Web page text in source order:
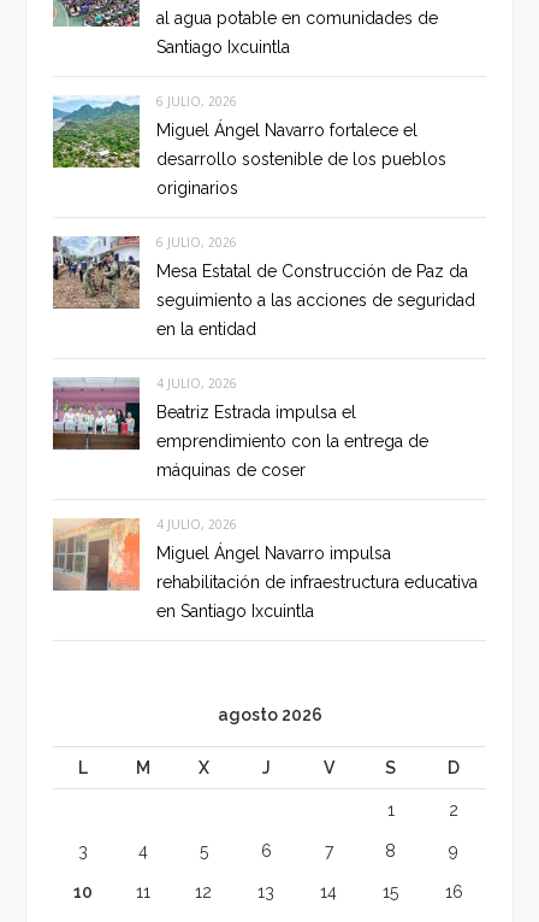
al agua potable en comunidades de
Santiago Ixcuintla
6 JULIO, 2026
Miguel Ángel Navarro fortalece el
desarrollo sostenible de los pueblos
originarios
6 JULIO, 2026
Mesa Estatal de Construcción de Paz da
seguimiento a las acciones de seguridad
en la entidad
4 JULIO, 2026
Beatriz Estrada impulsa el
emprendimiento con la entrega de
máquinas de coser
4 JULIO, 2026
Miguel Ángel Navarro impulsa
rehabilitación de infraestructura educativa
en Santiago Ixcuintla
agosto 2026
L M X J V S D
1 2
3 4 5 6 7 8 9
10 11 12 13 14 15 16